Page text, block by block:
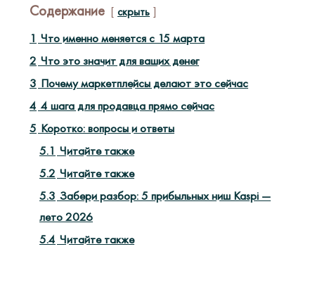
Содержание скрыть
1 Что именно меняется с 15 марта
2 Что это значит для ваших денег
3 Почему маркетплейсы делают это сейчас
4 4 шага для продавца прямо сейчас
5 Коротко: вопросы и ответы
5.1 Читайте также
5.2 Читайте также
5.3 Забери разбор: 5 прибыльных ниш Kaspi —
лето 2026
5.4 Читайте также